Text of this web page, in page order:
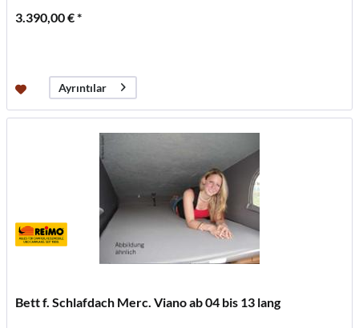
3.390,00 € *
Ayrıntılar
Bett f. Schlafdach Merc. Viano ab 04 bis 13 lang